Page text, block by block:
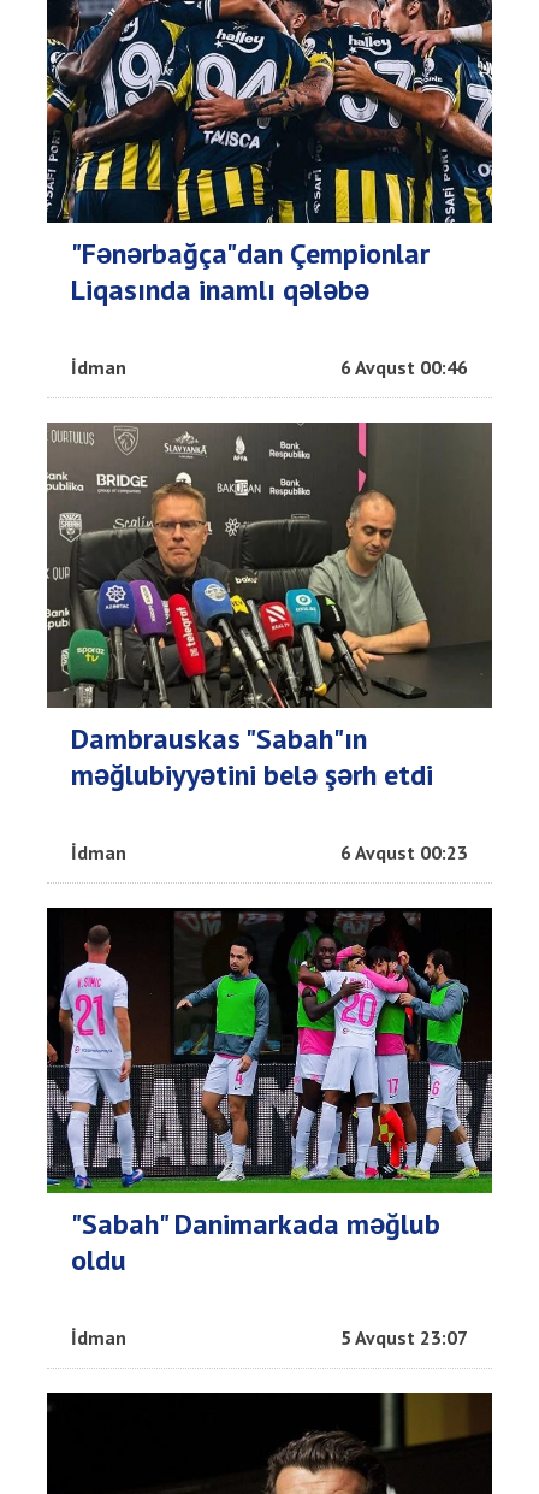
"Fənərbağça"dan Çempionlar
Liqasında inamlı qələbə
İdman 6 Avqust 00:46
Dambrauskas "Sabah"ın
məğlubiyyətini belə şərh etdi
İdman 6 Avqust 00:23
"Sabah" Danimarkada məğlub
oldu
İdman 5 Avqust 23:07